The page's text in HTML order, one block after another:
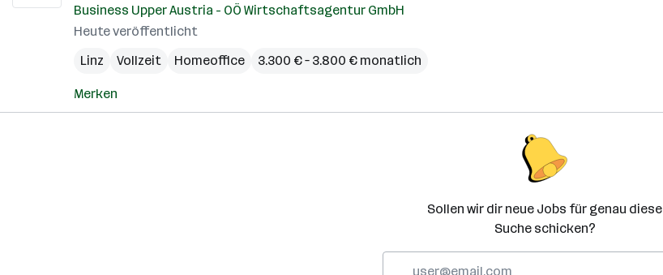
Business Upper Austria - OÖ Wirtschaftsagentur GmbH
Heute veröffentlicht
Linz
Vollzeit Homeoffice 3.300 € – 3.800 € monatlich
Merken
Sollen wir dir neue Jobs für genau diese
Suche schicken?